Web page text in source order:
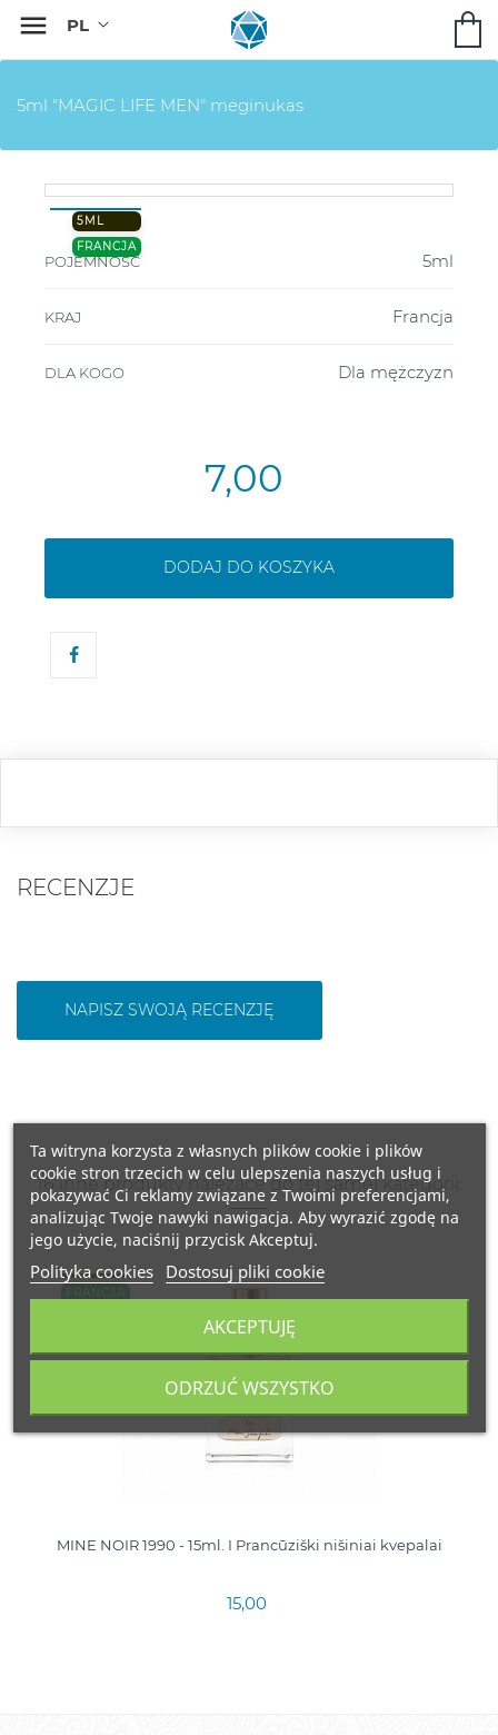

5ml "MAGIC LIFE MEN" mėginukas
5ML
FRANCJA
POJEMNOŚĆ 5ml
KRAJ Francja
DLA KOGO Dla mężczyzn
7,00
DODAJ DO KOSZYKA
RECENZJE
NAPISZ SWOJĄ RECENZJĘ
16 inne produkty należące do tej samej kategorii:
FRANCJA
MINE NOIR 1990 - 15ml. I Prancūziški nišiniai kvepalai
15,00
Ta witryna korzysta z własnych plików cookie i plików
cookie stron trzecich w celu ulepszenia naszych usług i
pokazywać Ci reklamy związane z Twoimi preferencjami,
analizując Twoje nawyki nawigacja. Aby wyrazić zgodę na
jego użycie, naciśnij przycisk Akceptuj.
Polityka cookies Dostosuj pliki cookie
ODRZUĆ WSZYSTKO
AKCEPTUJĘ